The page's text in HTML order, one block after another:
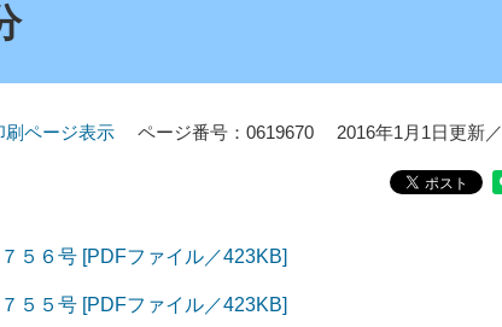
刷ページ表示 ページ番号：0619670 2016年1月1日更新／
５６号 [PDFファイル／423KB]
５５号 [PDFファイル／423KB]